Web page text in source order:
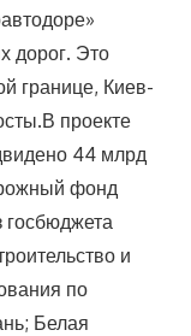
дорог. Это
границе, Киев-
проекте
44 млрд
фонд
госбюджета
и
по
Белая